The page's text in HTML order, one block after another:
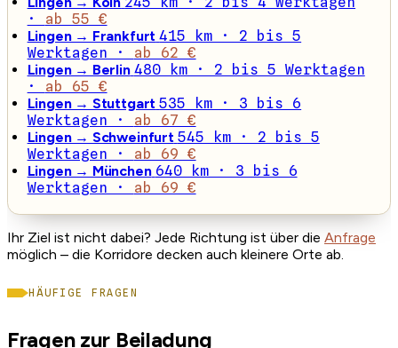
· ab 55 €
Lingen → Frankfurt 415 km · 2 bis 5
Werktagen · ab 62 €
Lingen → Berlin 480 km · 2 bis 5 Werktagen
· ab 65 €
Lingen → Stuttgart 535 km · 3 bis 6
Werktagen · ab 67 €
Lingen → Schweinfurt 545 km · 2 bis 5
Werktagen · ab 69 €
Lingen → München 640 km · 3 bis 6
Werktagen · ab 69 €
Ihr Ziel ist nicht dabei? Jede Richtung ist über die Anfrage
möglich – die Korridore decken auch kleinere Orte ab.
HÄUFIGE FRAGEN
Fragen zur Beiladung